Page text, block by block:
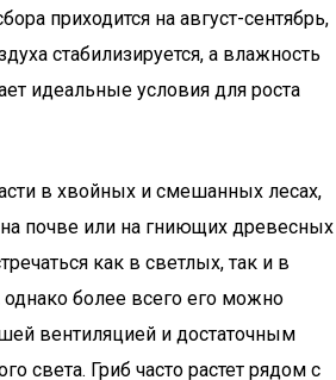
приходится на август-сентябрь,
стабилизируется, а влажность
идеальные условия для роста
в хвойных и смешанных лесах,
на почве или на гниющих древесных
как в светлых, так и в
однако более всего его можно
вентиляцией и достаточным
света. Гриб часто растет рядом с